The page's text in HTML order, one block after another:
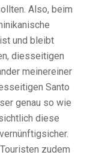
Also, beim
und bleibt
diesseitigen
meinereiner
Santo
genau so wie
diese
zudem